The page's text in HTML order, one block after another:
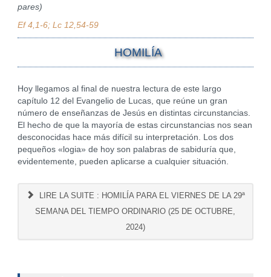
pares)
Ef 4,1-6; Lc 12,54-59
HOMILÍA
Hoy llegamos al final de nuestra lectura de este largo
capítulo 12 del Evangelio de Lucas, que reúne un gran
número de enseñanzas de Jesús en distintas circunstancias.
El hecho de que la mayoría de estas circunstancias nos sean
desconocidas hace más difícil su interpretación. Los dos
pequeños «logia» de hoy son palabras de sabiduría que,
evidentemente, pueden aplicarse a cualquier situación.
LIRE LA SUITE : HOMILÍA PARA EL VIERNES DE LA 29ª
SEMANA DEL TIEMPO ORDINARIO (25 DE OCTUBRE,
2024)